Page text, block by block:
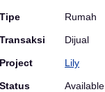
Tipe Rumah
Transaksi Dijual
Project Lily
Status Available